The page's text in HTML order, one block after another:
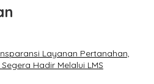
Layanan Pertanahan,
Hadir Melalui LMS